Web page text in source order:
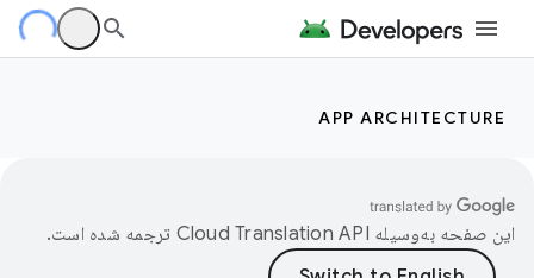
APP ARCHITECTURE
این صفحه به‌وسیله ترجمه شده است.